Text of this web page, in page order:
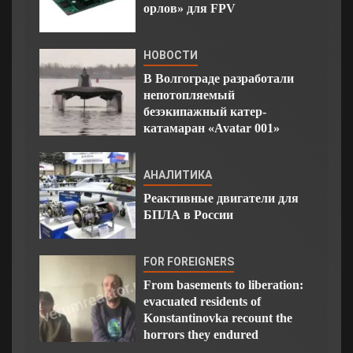
орлов» для FPV
НОВОСТИ
В Волгограде разработали
непотопляемый
безэкипажный катер-
катамаран «Avatar 001»
АНАЛИТИКА
Реактивные двигатели для
БПЛА в России
FOR FOREIGNERS
From basements to liberation:
evacuated residents of
Konstantinovka recount the
horrors they endured